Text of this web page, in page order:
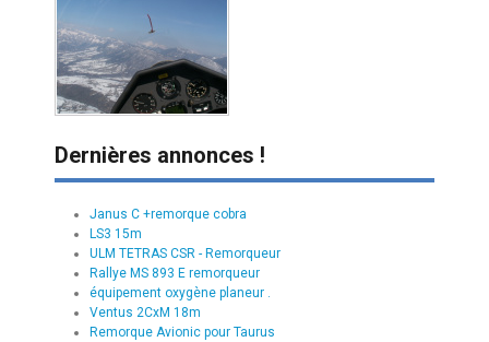
Dernières annonces !
Janus C +remorque cobra
LS3 15m
ULM TETRAS CSR - Remorqueur
Rallye MS 893 E remorqueur
équipement oxygène planeur .
Ventus 2CxM 18m
Remorque Avionic pour Taurus